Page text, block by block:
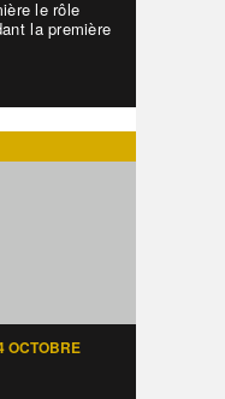
le rôle
la première
OCTOBRE